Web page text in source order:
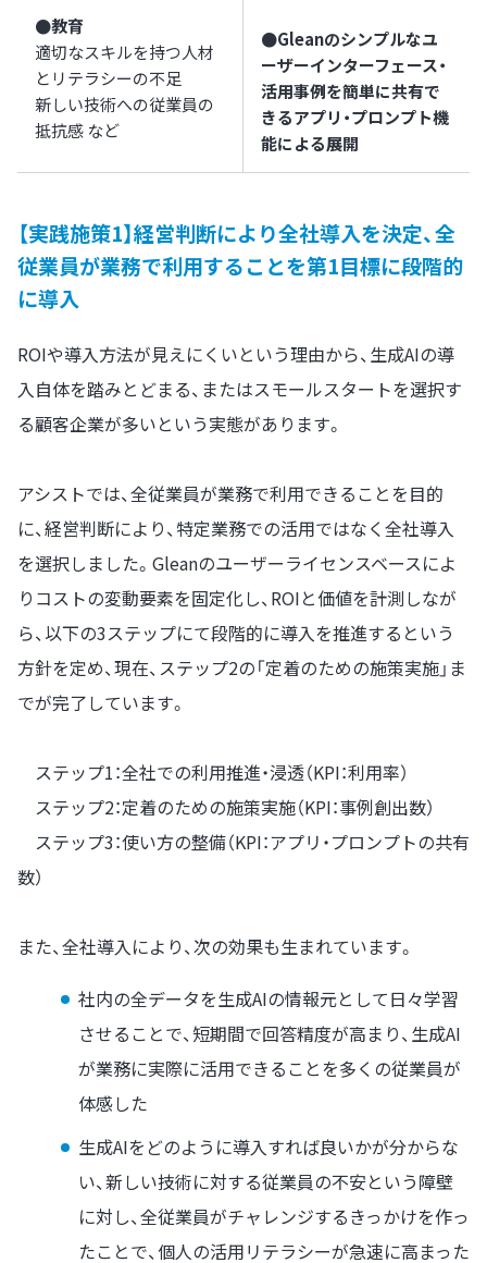
●教育
適切なスキルを持つ人材
とリテラシーの不足
新しい技術への従業員の
抵抗感 など
●Gleanのシンプルなユ
ーザーインターフェース・
活用事例を簡単に共有で
きるアプリ・プロンプト機
能による展開
【実践施策1】経営判断により全社導入を決定、全
従業員が業務で利用することを第1目標に段階的
に導入
ROIや導入方法が見えにくいという理由から、生成AIの導
入自体を踏みとどまる、またはスモールスタートを選択す
る顧客企業が多いという実態があります。
アシストでは、全従業員が業務で利用できることを目的
に、経営判断により、特定業務での活用ではなく全社導入
を選択しました。Gleanのユーザーライセンスベースによ
りコストの変動要素を固定化し、ROIと価値を計測しなが
ら、以下の3ステップにて段階的に導入を推進するという
方針を定め、現在、ステップ2の「定着のための施策実施」ま
でが完了しています。
ステップ1：全社での利用推進・浸透（KPI：利用率）
ステップ2：定着のための施策実施（KPI：事例創出数）
ステップ3：使い方の整備（KPI：アプリ・プロンプトの共有
数）
また、全社導入により、次の効果も生まれています。
社内の全データを生成AIの情報元として日々学習
させることで、短期間で回答精度が高まり、生成AI
が業務に実際に活用できることを多くの従業員が
体感した
生成AIをどのように導入すれば良いかが分からな
い、新しい技術に対する従業員の不安という障壁
に対し、全従業員がチャレンジするきっかけを作っ
たことで、個人の活用リテラシーが急速に高まった